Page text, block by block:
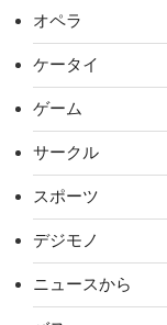
オペラ
ケータイ
ゲーム
サークル
スポーツ
デジモノ
ニュースから